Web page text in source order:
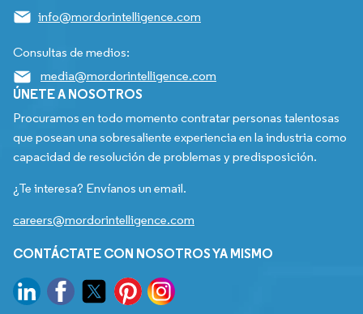
info@mordorintelligence.com
Consultas de medios:
media@mordorintelligence.com
ÚNETE A NOSOTROS
Procuramos en todo momento contratar personas talentosas
que posean una sobresaliente experiencia en la industria como
capacidad de resolución de problemas y predisposición.
¿Te interesa? Envíanos un email.
careers@mordorintelligence.com
CONTÁCTATE CON NOSOTROS YA MISMO